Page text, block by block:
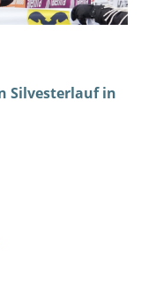
Silvesterlauf in